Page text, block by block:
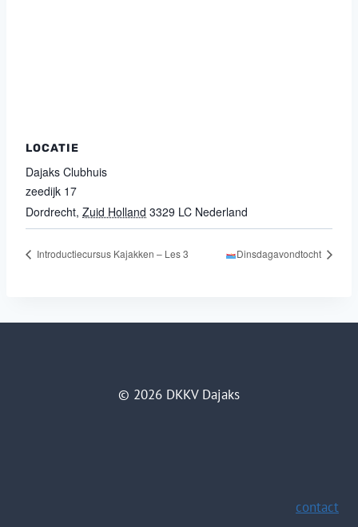
LOCATIE
Dajaks Clubhuis
zeedijk 17
Dordrecht, Zuid Holland 3329 LC Nederland
Introductiecursus Kajakken – Les 3 Dinsdagavondtocht
© 2026 DKKV Dajaks
contact